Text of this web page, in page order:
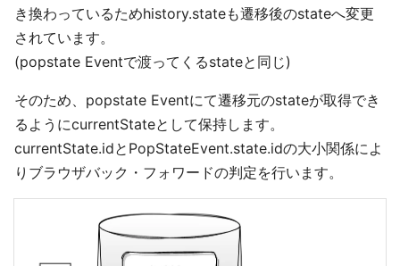
き換わっているためhistory.stateも遷移後のstateへ変更
されています。
(popstate Eventで渡ってくるstateと同じ)
そのため、popstate Eventにて遷移元のstateが取得でき
るようにcurrentStateとして保持します。
currentState.idとPopStateEvent.state.idの大小関係によ
りブラウザバック・フォワードの判定を行います。